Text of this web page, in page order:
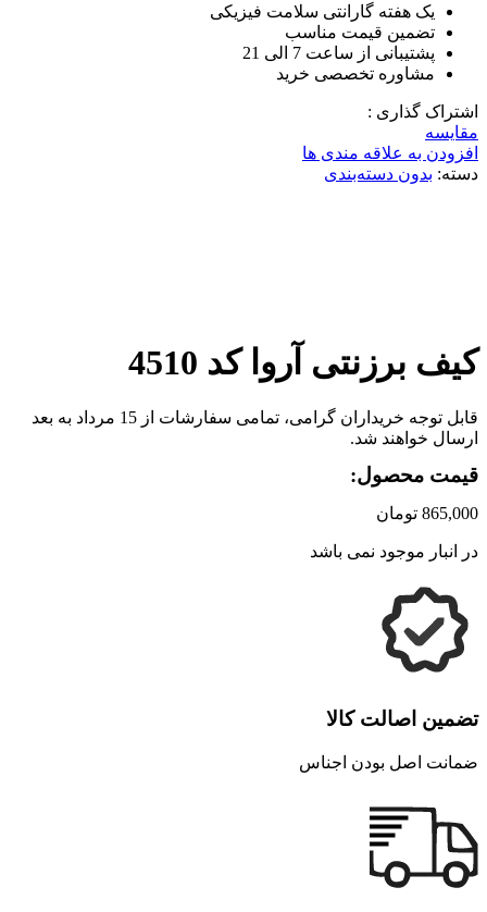
یک هفته گارانتی سلامت فیزیکی
تضمین قیمت مناسب
پشتیبانی از ساعت 7 الی 21
مشاوره تخصصی خرید
اشتراک گذاری :
مقایسه
افزودن به علاقه مندی ها
دسته: بدون دسته‌بندی
کیف برزنتی آروا کد 4510
قابل توجه خریداران گرامی، تمامی سفارشات از 15 مرداد به بعد
ارسال خواهند شد.
قیمت محصول:
865,000 تومان
در انبار موجود نمی باشد
تضمین اصالت کالا
ضمانت اصل بودن اجناس